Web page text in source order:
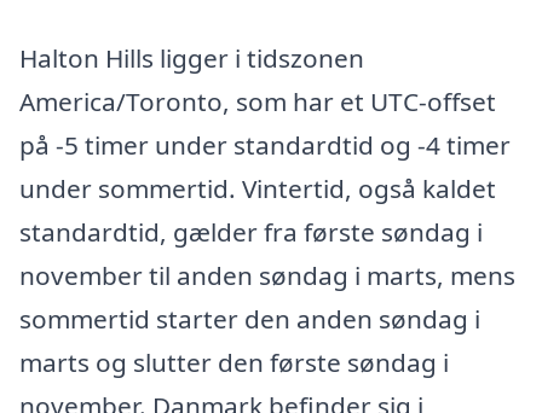
Halton Hills ligger i tidszonen
America/Toronto, som har et UTC-offset
på -5 timer under standardtid og -4 timer
under sommertid. Vintertid, også kaldet
standardtid, gælder fra første søndag i
november til anden søndag i marts, mens
sommertid starter den anden søndag i
marts og slutter den første søndag i
november. Danmark befinder sig i